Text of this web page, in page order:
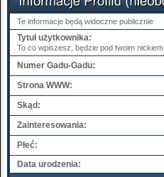
Te informacje będą widoczne publicznie
Tytuł użytkownika:
To co wpiszesz, będzie pod twoim nickiem.
Numer Gadu-Gadu:
Strona WWW:
Skąd:
Zainteresowania:
Płeć:
Data urodzenia: